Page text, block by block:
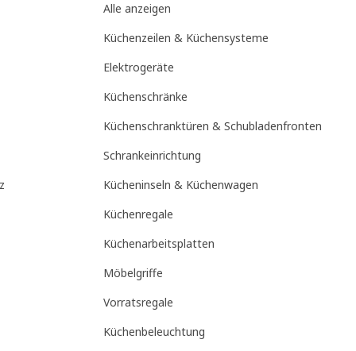
Alle anzeigen
Küchenzeilen & Küchensysteme
Elektrogeräte
Küchenschränke
Küchenschranktüren & Schubladenfronten
Schrankeinrichtung
Kücheninseln & Küchenwagen
Küchenregale
Küchenarbeitsplatten
Möbelgriffe
Vorratsregale
Küchenbeleuchtung